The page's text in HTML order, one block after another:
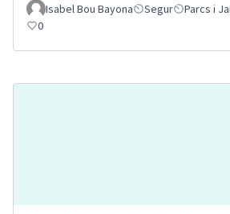
Isabel Bou Bayona Segur Parcs i
0